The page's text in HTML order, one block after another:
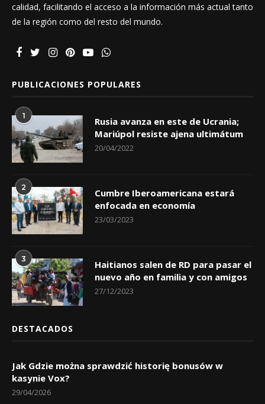
calidad, facilitando el acceso a la información más actual tanto
de la región como del resto del mundo.
PUBLICACIONES POPULARES
1
Rusia avanza en este de Ucrania;
Mariúpol resiste ajena ultimátum
20/04/2022
2
Cumbre Iberoamericana estará
enfocada en economía
23/03/2023
3
Haitianos salen de RD para pasar el
nuevo año en familia y con amigos
27/12/2023
DESTACADOS
Jak Gdzie można sprawdzić historię bonusów w
kasynie Vox?
29/04/2026